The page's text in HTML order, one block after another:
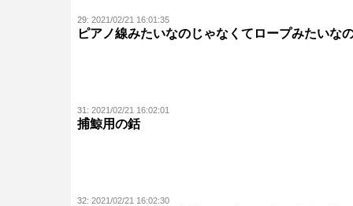
29: 2021/02/21 16:01:35
ピアノ線みたいなのじゃなくてロープみたいな
31: 2021/02/21 16:02:01
捕鯨用の銛
32: 2021/02/21 16:02:30